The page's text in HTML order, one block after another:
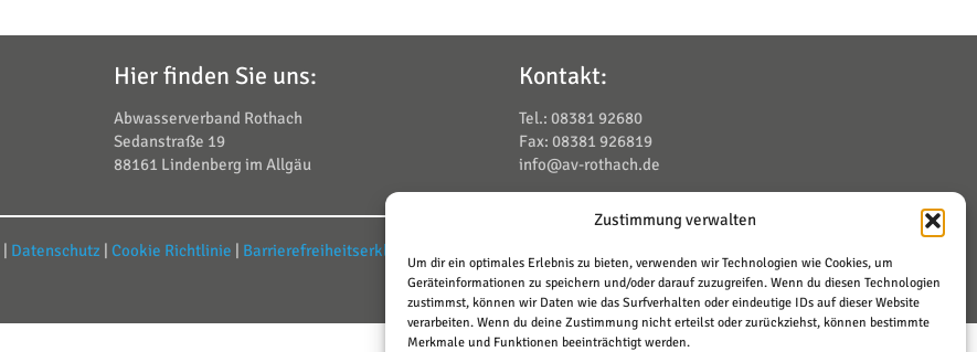
Zustimmung verwalten
Um dir ein optimales Erlebnis zu bieten, verwenden wir Technologien wie Cookies, um
Geräteinformationen zu speichern und/oder darauf zuzugreifen. Wenn du diesen Technologien
zustimmst, können wir Daten wie das Surfverhalten oder eindeutige IDs auf dieser Website
verarbeiten. Wenn du deine Zustimmung nicht erteilst oder zurückziehst, können bestimmte
Merkmale und Funktionen beeinträchtigt werden.
Hier finden Sie uns:
Abwasserverband Rothach
Sedanstraße 19
88161 Lindenberg im Allgäu
Kontakt:
Tel.: 08381 92680
Fax: 08381 926819
info@av-rothach.de
| Datenschutz | Cookie Richtlinie | Barrierefreiheitserklärung